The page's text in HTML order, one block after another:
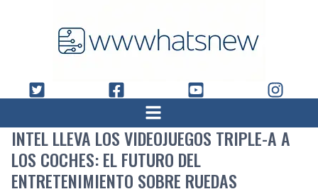
INTEL LLEVA LOS VIDEOJUEGOS TRIPLE-A A
LOS COCHES: EL FUTURO DEL
ENTRETENIMIENTO SOBRE RUEDAS